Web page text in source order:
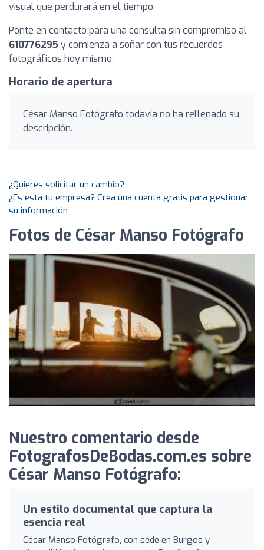
visual que perdurará en el tiempo.
Ponte en contacto para una consulta sin compromiso al
610776295 y comienza a soñar con tus recuerdos
fotográficos hoy mismo.
Horario de apertura
César Manso Fotógrafo todavía no ha rellenado su
descripción.
¿Quieres solicitar un cambio?
¿Es esta tu empresa? Crea una cuenta gratis para gestionar
su información
Fotos de César Manso Fotógrafo
Nuestro comentario desde
FotografosDeBodas.com.es sobre
César Manso Fotógrafo:
Un estilo documental que captura la
esencia real
César Manso Fotógrafo, con sede en Burgos y